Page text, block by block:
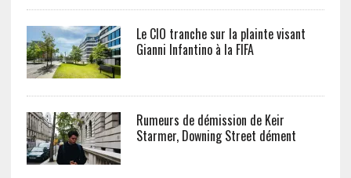
Le CIO tranche sur la plainte visant
Gianni Infantino à la FIFA
Rumeurs de démission de Keir
Starmer, Downing Street dément